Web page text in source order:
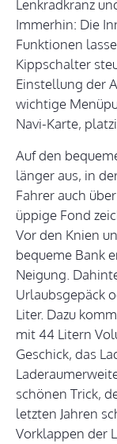
Lenkradkranz
Immerhin: Die
Funktionen
Kippschalter
Einstellung der
wichtige
Navi-Karte,
Auf den
länger aus, in
Fahrer auch
üppige Fond
Vor den Knien
bequeme Bank
Neigung.
Urlaubsgepäck
Liter. Dazu
mit 44 Litern
Geschick, das
schönen Trick,
letzten Jahren
Vorklappen der